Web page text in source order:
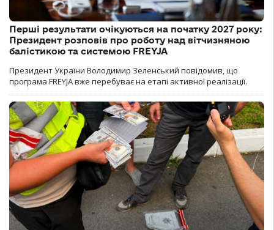
Перші результати очікуються на початку 2027 року:
Президент розповів про роботу над вітчизняною
балістикою та системою FREYJA
Президент України Володимир Зеленський повідомив, що
програма FREYJA вже перебуває на етапі активної реалізації.